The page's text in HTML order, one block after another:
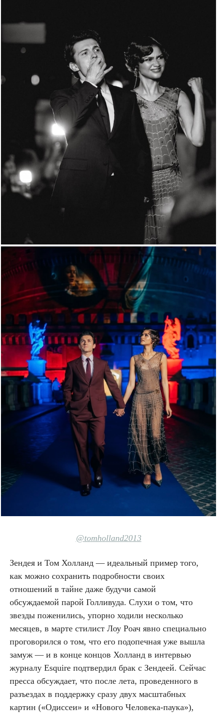
@tomholland2013
Зендея и Том Холланд — идеальный пример того,
как можно сохранить подробности своих
отношений в тайне даже будучи самой
обсуждаемой парой Голливуда. Слухи о том, что
звезды поженились, упорно ходили несколько
месяцев, в марте стилист Лоу Роач явно специально
проговорился о том, что его подопечная уже вышла
замуж — и в конце концов Холланд в интервью
журналу Esquire подтвердил брак с Зендеей. Сейчас
пресса обсуждает, что после лета, проведенного в
разъездах в поддержку сразу двух масштабных
картин («Одиссеи» и «Нового Человека-паука»),